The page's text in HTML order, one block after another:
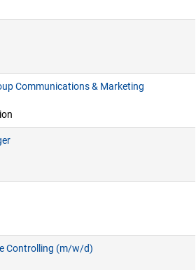
Communications & Marketing
Controlling (m/w/d)